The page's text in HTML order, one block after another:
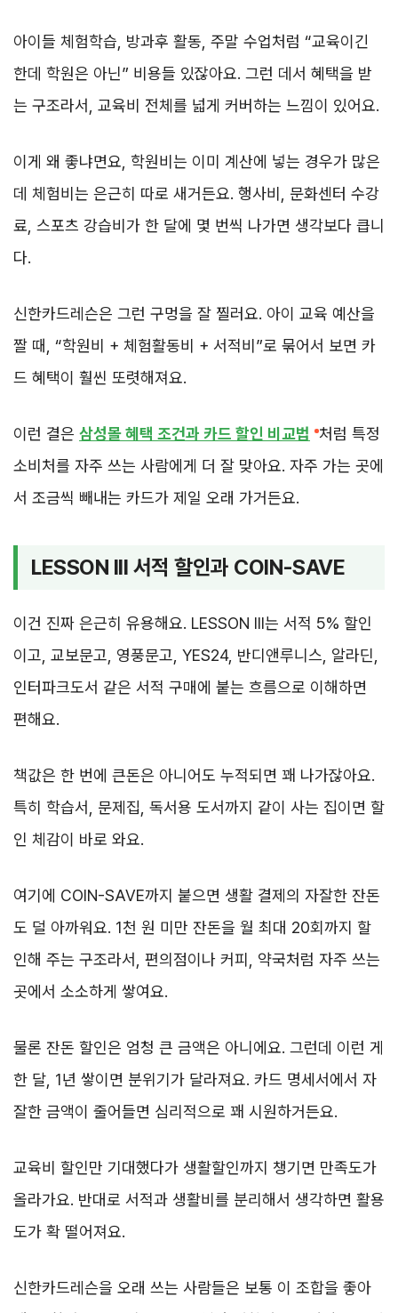
아이들 체험학습, 방과후 활동, 주말 수업처럼 “교육이긴
한데 학원은 아닌” 비용들 있잖아요. 그런 데서 혜택을 받
는 구조라서, 교육비 전체를 넓게 커버하는 느낌이 있어요.
이게 왜 좋냐면요, 학원비는 이미 계산에 넣는 경우가 많은
데 체험비는 은근히 따로 새거든요. 행사비, 문화센터 수강
료, 스포츠 강습비가 한 달에 몇 번씩 나가면 생각보다 큽니
다.
신한카드레슨은 그런 구멍을 잘 찔러요. 아이 교육 예산을
짤 때, “학원비 + 체험활동비 + 서적비”로 묶어서 보면 카
드 혜택이 훨씬 또렷해져요.
이런 결은 삼성몰 혜택 조건과 카드 할인 비교법
처럼 특정
소비처를 자주 쓰는 사람에게 더 잘 맞아요. 자주 가는 곳에
서 조금씩 빼내는 카드가 제일 오래 가거든요.
LESSON III 서적 할인과 COIN-SAVE
이건 진짜 은근히 유용해요. LESSON III는 서적 5% 할인
이고, 교보문고, 영풍문고, YES24, 반디앤루니스, 알라딘,
인터파크도서 같은 서적 구매에 붙는 흐름으로 이해하면
편해요.
책값은 한 번에 큰돈은 아니어도 누적되면 꽤 나가잖아요.
특히 학습서, 문제집, 독서용 도서까지 같이 사는 집이면 할
인 체감이 바로 와요.
여기에 COIN-SAVE까지 붙으면 생활 결제의 자잘한 잔돈
도 덜 아까워요. 1천 원 미만 잔돈을 월 최대 20회까지 할
인해 주는 구조라서, 편의점이나 커피, 약국처럼 자주 쓰는
곳에서 소소하게 쌓여요.
물론 잔돈 할인은 엄청 큰 금액은 아니에요. 그런데 이런 게
한 달, 1년 쌓이면 분위기가 달라져요. 카드 명세서에서 자
잘한 금액이 줄어들면 심리적으로 꽤 시원하거든요.
교육비 할인만 기대했다가 생활할인까지 챙기면 만족도가
올라가요. 반대로 서적과 생활비를 분리해서 생각하면 활용
도가 확 떨어져요.
신한카드레슨을 오래 쓰는 사람들은 보통 이 조합을 좋아